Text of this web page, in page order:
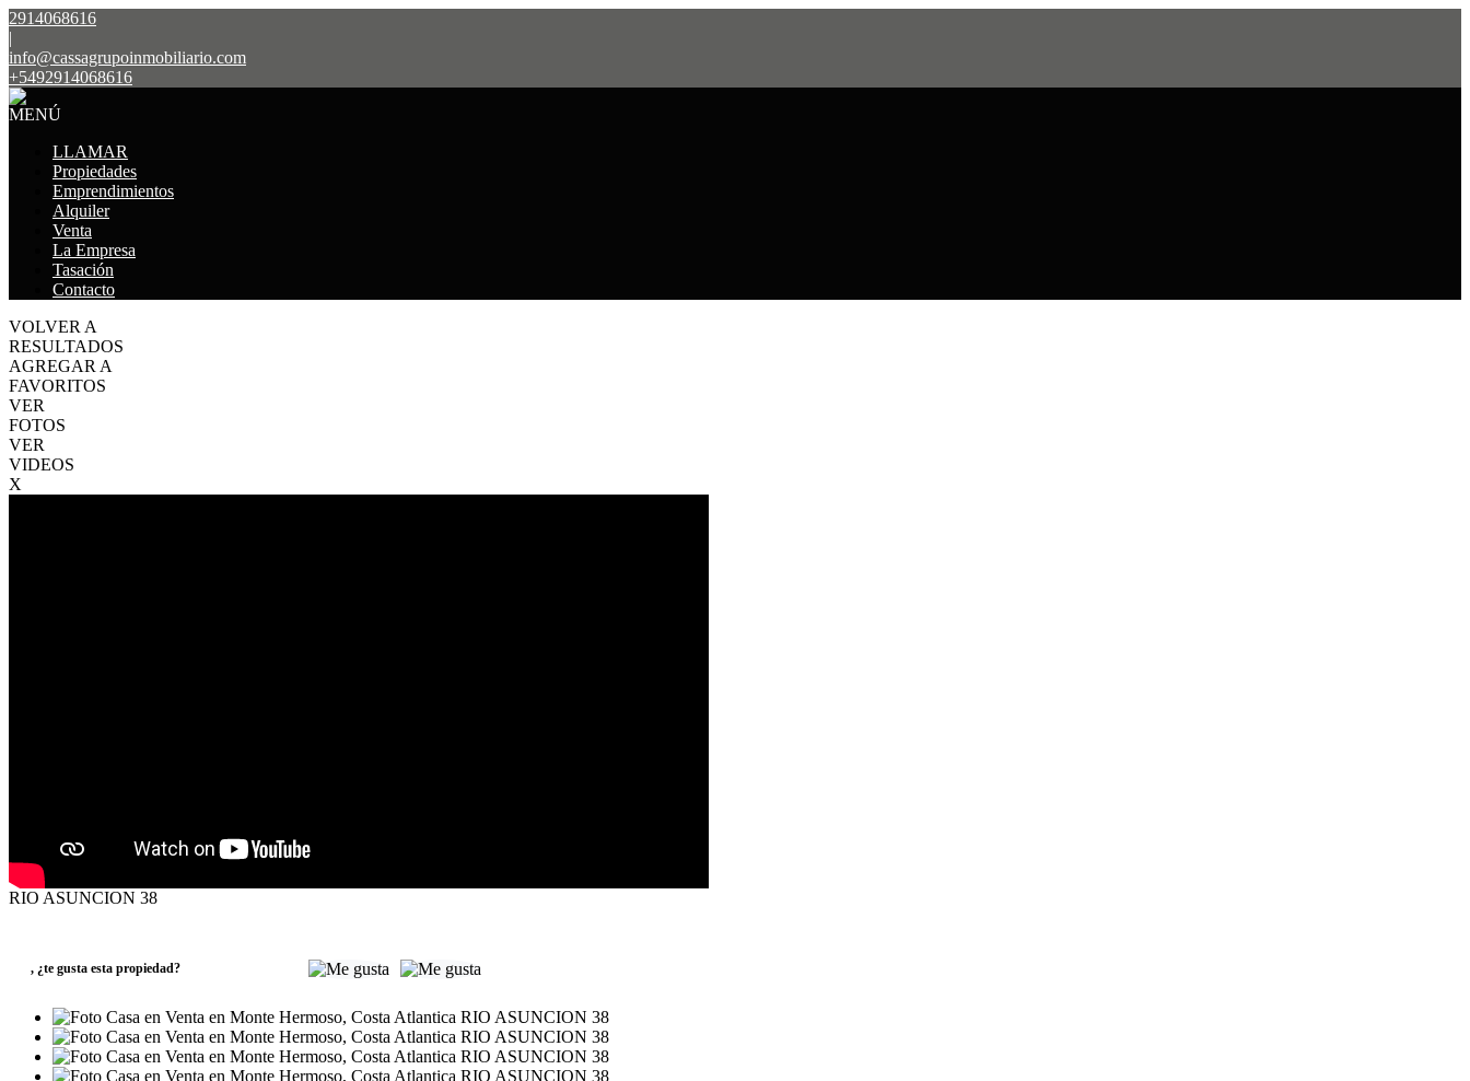
2914068616
|
info@cassagrupoinmobiliario.com
+5492914068616
MENÚ
LLAMAR
Propiedades
Emprendimientos
Alquiler
Venta
La Empresa
Tasación
Contacto
VOLVER A
RESULTADOS
AGREGAR A
FAVORITOS
VER
FOTOS
VER
VIDEOS
X
RIO ASUNCION 38
, ¿te gusta esta propiedad?